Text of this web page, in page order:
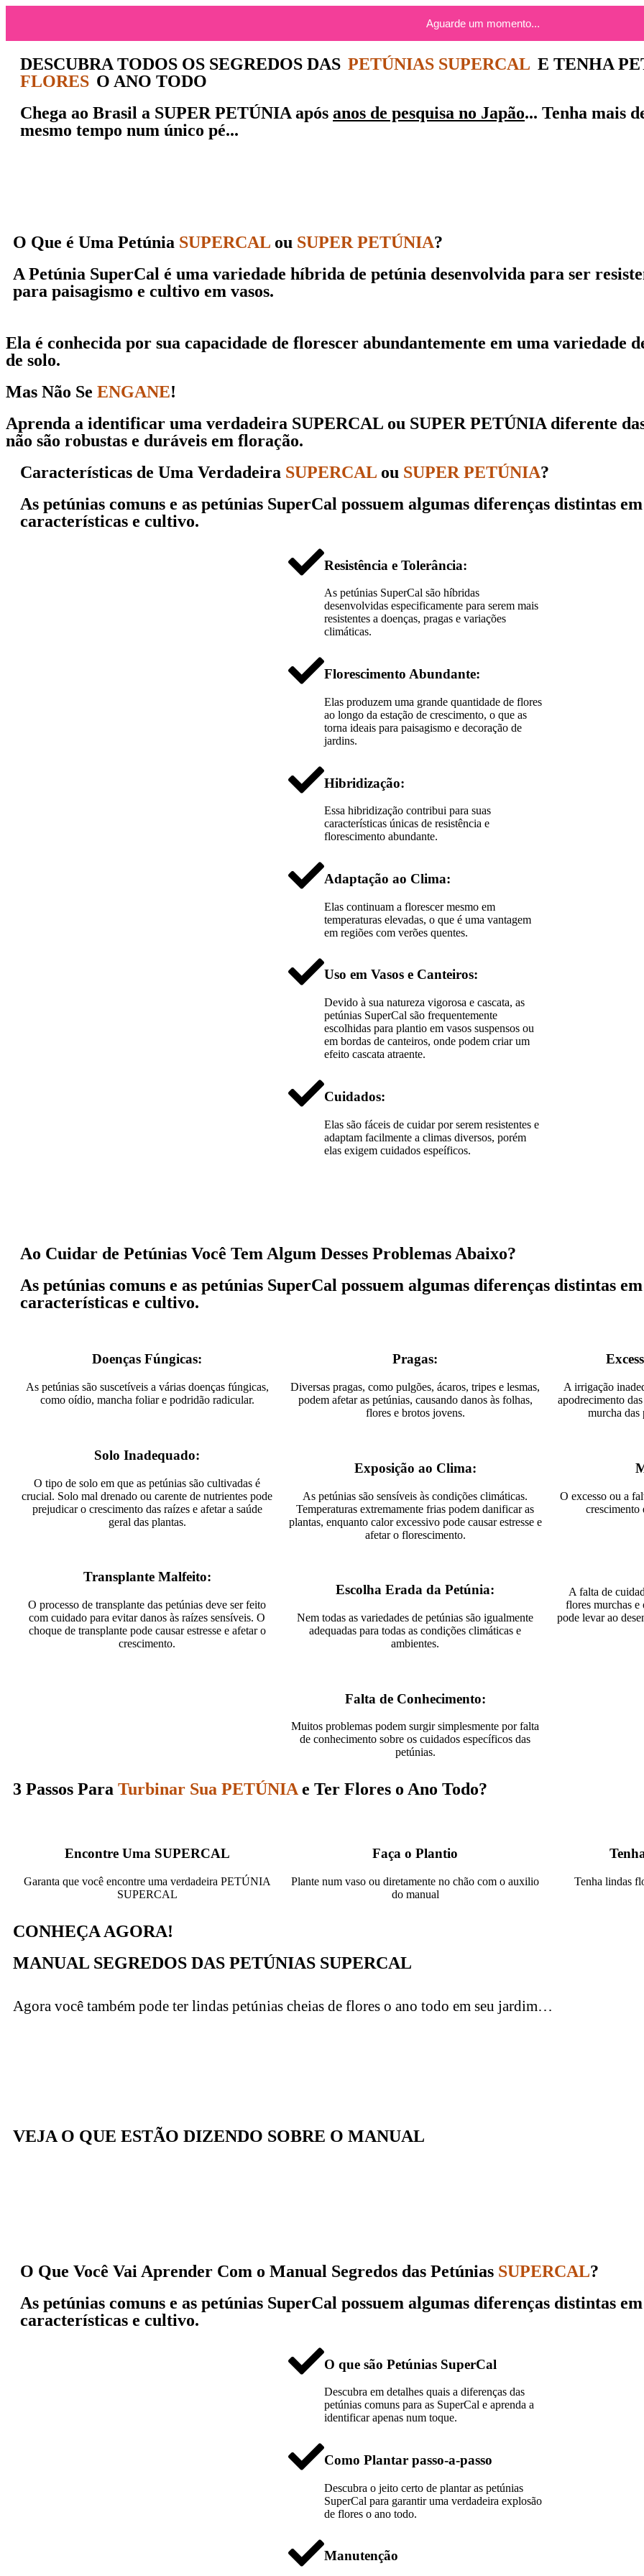
Aguarde um momento...
DESCUBRA TODOS OS SEGREDOS DAS PETÚNIAS SUPERCAL E TENHA
FLORES O ANO TODO
Chega ao Brasil a SUPER PETÚNIA após anos de pesquisa no Japão... Tenha mais
mesmo tempo num único pé...
O Que é Uma Petúnia SUPERCAL ou SUPER PETÚNIA?
A Petúnia SuperCal é uma variedade híbrida de petúnia desenvolvida para ser
para paisagismo e cultivo em vasos.
Ela é conhecida por sua capacidade de florescer abundantemente em uma variedade
de solo.
Mas Não Se ENGANE!
Aprenda a identificar uma verdadeira SUPERCAL ou SUPER PETÚNIA diferente
não são robustas e duráveis em floração.
Características de Uma Verdadeira SUPERCAL ou SUPER PETÚNIA?
As petúnias comuns e as petúnias SuperCal possuem algumas diferenças distintas
características e cultivo.
Resistência e Tolerância:
As petúnias SuperCal são híbridas
desenvolvidas especificamente para serem mais
resistentes a doenças, pragas e variações
climáticas.
Florescimento Abundante:
Elas produzem uma grande quantidade de flores
ao longo da estação de crescimento, o que as
torna ideais para paisagismo e decoração de
jardins.
Hibridização:
Essa hibridização contribui para suas
características únicas de resistência e
florescimento abundante.
Adaptação ao Clima:
Elas continuam a florescer mesmo em
temperaturas elevadas, o que é uma vantagem
em regiões com verões quentes.
Uso em Vasos e Canteiros:
Devido à sua natureza vigorosa e cascata, as
petúnias SuperCal são frequentemente
escolhidas para plantio em vasos suspensos ou
em bordas de canteiros, onde podem criar um
efeito cascata atraente.
Cuidados:
Elas são fáceis de cuidar por serem resistentes e
adaptam facilmente a climas diversos, porém
elas exigem cuidados espeíficos.
Ao Cuidar de Petúnias Você Tem Algum Desses Problemas Abaixo?
As petúnias comuns e as petúnias SuperCal possuem algumas diferenças distintas
características e cultivo.
Doenças Fúngicas:
As petúnias são suscetíveis a várias doenças fúngicas,
como oídio, mancha foliar e podridão radicular.
Solo Inadequado:
O tipo de solo em que as petúnias são cultivadas é
crucial. Solo mal drenado ou carente de nutrientes pode
prejudicar o crescimento das raízes e afetar a saúde
geral das plantas.
Transplante Malfeito:
O processo de transplante das petúnias deve ser feito
com cuidado para evitar danos às raízes sensíveis. O
choque de transplante pode causar estresse e afetar o
crescimento.
Pragas:
Diversas pragas, como pulgões, ácaros, tripes e lesmas,
podem afetar as petúnias, causando danos às folhas,
flores e brotos jovens.
Exposição ao Clima:
As petúnias são sensíveis às condições climáticas.
Temperaturas extremamente frias podem danificar as
plantas, enquanto calor excessivo pode causar estresse e
afetar o florescimento.
Escolha Erada da Petúnia:
Nem todas as variedades de petúnias são igualmente
adequadas para todas as condições climáticas e
ambientes.
A irrigação
apodrecimento
murcha das
O excesso ou a
crescimento
A falta de
flores murchas e
pode levar ao
Falta de Conhecimento:
Muitos problemas podem surgir simplesmente por falta
de conhecimento sobre os cuidados específicos das
petúnias.
3 Passos Para Turbinar Sua PETÚNIAe Ter Flores o Ano Todo?
Encontre Uma SUPERCAL​
Garanta que você encontre uma verdadeira PETÚNIA
SUPERCAL
Faça o Plantio​
Plante num vaso ou diretamente no chão com o auxilio
do manual
Tenha lindas
CONHEÇA AGORA!
MANUAL SEGREDOS DAS PETÚNIAS SUPERCAL
Agora você também pode ter lindas petúnias cheias de flores o ano todo em seu jardim…
VEJA O QUE ESTÃO DIZENDO SOBRE O MANUAL
O Que Você Vai Aprender Com o Manual Segredos das Petúnias SUPERCAL?
As petúnias comuns e as petúnias SuperCal possuem algumas diferenças distintas
características e cultivo.
O que são Petúnias SuperCal
Descubra em detalhes quais a diferenças das
petúnias comuns para as SuperCal e aprenda a
identificar apenas num toque.
Como Plantar passo-a-passo
Descubra o jeito certo de plantar as petúnias
SuperCal para garantir uma verdadeira explosão
de flores o ano todo.
Manutenção